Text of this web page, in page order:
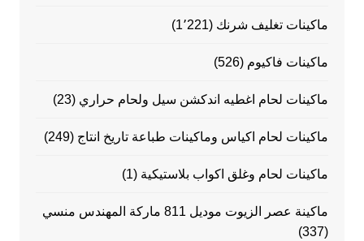
ماكينات تغليف شرنك (1٬221)
ماكينات فاكيوم (526)
ماكينات لحام اغطيه اندكشن سيل ولحام حراري (23)
ماكينات لحام اكياس وماكينات طباعة تاريخ انتاج (249)
ماكينات لحام وغلق اكواب بلاستيكية (1)
ماكينة عصر الزيوت موديل 811 ماركة المهندس منسي
(337)